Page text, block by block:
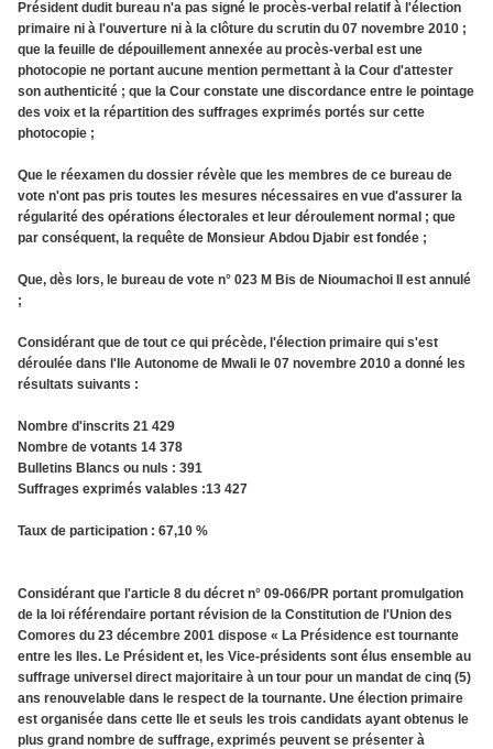
Président dudit bureau n'a pas signé le procès-verbal relatif à l'élection
primaire ni à l'ouverture ni à la clôture du scrutin du 07 novembre 2010 ;
que la feuille de dépouillement annexée au procès-verbal est une
photocopie ne portant aucune mention permettant à la Cour d'attester
son authenticité ; que la Cour constate une discordance entre le pointage
des voix et la répartition des suffrages exprimés portés sur cette
photocopie ;
Que le réexamen du dossier révèle que les membres de ce bureau de
vote n'ont pas pris toutes les mesures nécessaires en vue d'assurer la
régularité des opérations électorales et leur déroulement normal ; que
par conséquent, la requête de Monsieur Abdou Djabir est fondée ;
Que, dès lors, le bureau de vote n° 023 M Bis de Nioumachoi II est annulé
;
Considérant que de tout ce qui précède, l'élection primaire qui s'est
déroulée dans l'Ile Autonome de Mwali le 07 novembre 2010 a donné les
résultats suivants :
Nombre d'inscrits 21 429
Nombre de votants 14 378
Bulletins Blancs ou nuls : 391
Suffrages exprimés valables :13 427
Taux de participation : 67,10 %
Considérant que l'article 8 du décret n° 09-066/PR portant promulgation
de la loi référendaire portant révision de la Constitution de l'Union des
Comores du 23 décembre 2001 dispose « La Présidence est tournante
entre les Iles. Le Président et, les Vice-présidents sont élus ensemble au
suffrage universel direct majoritaire à un tour pour un mandat de cinq (5)
ans renouvelable dans le respect de la tournante. Une élection primaire
est organisée dans cette Ile et seuls les trois candidats ayant obtenus le
plus grand nombre de suffrage, exprimés peuvent se présenter à